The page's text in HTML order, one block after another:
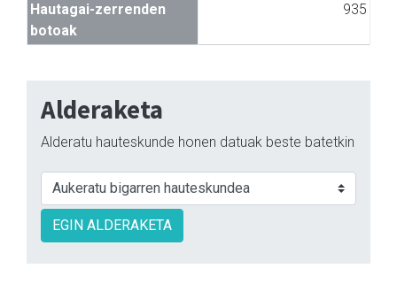
Hautagai-zerrenden
botoak
935
Alderaketa
Alderatu hauteskunde honen datuak beste batetkin
EGIN ALDERAKETA